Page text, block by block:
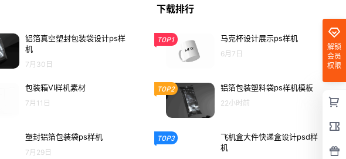
解锁
会员
权限
铝箔真空塑封包装袋设计ps样
机
7月30日
包装箱VI样机素材
7月11日
塑封铝箔包装袋ps样机
7月29日
下载排行
TOP1 马克杯设计展示ps样机
6月7日
TOP2 铝箔包装塑料袋ps样机模板
22小时前
TOP3
飞机盒大件快递盒设计psd样
机